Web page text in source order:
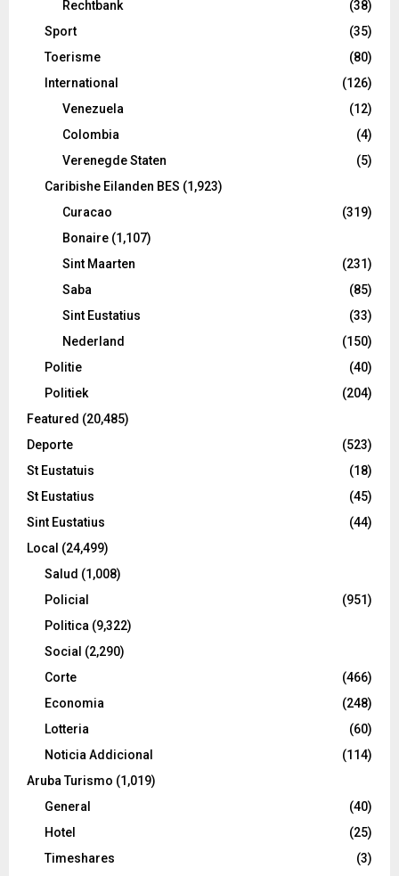
Rechtbank
(38)
Sport
(35)
Toerisme
(80)
International
(126)
Venezuela
(12)
Colombia
(4)
Verenegde Staten
(5)
Caribishe Eilanden BES (1,923)
Curacao
(319)
Bonaire (1,107)
Sint Maarten
(231)
Saba
(85)
Sint Eustatius
(33)
Nederland
(150)
Politie
(40)
Politiek
(204)
Featured (20,485)
Deporte
(523)
St Eustatuis
(18)
St Eustatius
(45)
Sint Eustatius
(44)
Local (24,499)
Salud (1,008)
Policial
(951)
Politica (9,322)
Social (2,290)
Corte
(466)
Economia
(248)
Lotteria
(60)
Noticia Addicional
(114)
Aruba Turismo (1,019)
General
(40)
Hotel
(25)
Timeshares
(3)